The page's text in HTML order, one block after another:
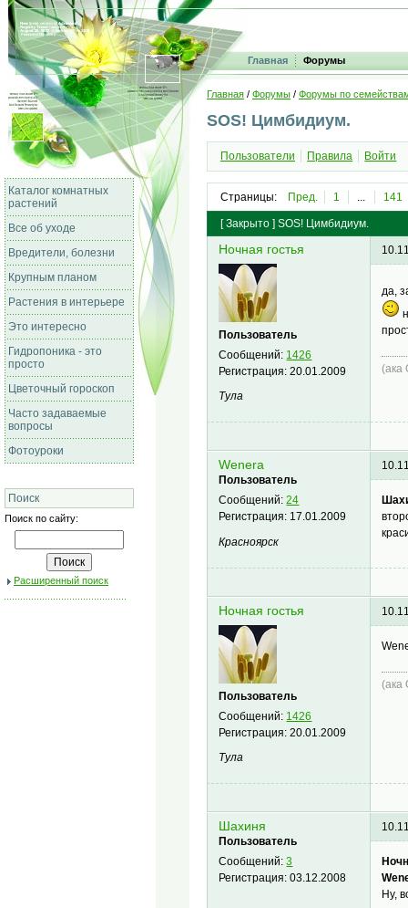
Главная Форумы
Каталог комнатных
растений
Все об уходе
Вредители, болезни
Крупным планом
Растения в интерьере
Это интересно
Гидропоника - это
просто
Цветочный гороскоп
Часто задаваемые
вопросы
Фотоуроки
Поиск
Поиск по сайту:
Расширенный поиск
Главная / Форумы / Форумы по
SOS! Цимбидиум.
Пользователи Правила Войти
Страницы: Пред. 1 ... 141
[Закрыто] SOS! Цимбидиум.
Ночная гостья
Пользователь
Сообщений: 1426
Регистрация:20.01.2009
Тула
да,
(ака
Wenera
Пользователь
Сообщений:24
Регистрация: 17.01.2009
Красноярск
Ночная гостья
Пользователь
Сообщений: 1426
Регистрация:20.01.2009
Тула
(ака
Шахиня
Пользователь
Сообщений:3
Регистрация:03.12.2008
Ну,